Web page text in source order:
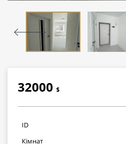
32000 $
928000грн
ID
Кімнат